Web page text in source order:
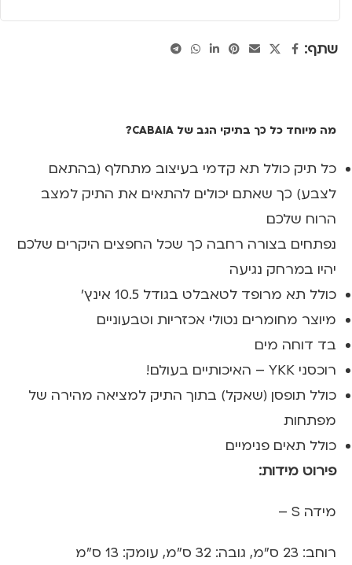
שתף:
מה מיוחד כל כך בתיקי הגב של CABAIA?
כל תיק כולל תא קדמי בעיצוב מתחלף (בהתאם
לצבע) כך שאתם יכולים להתאים את התיק למצב
הרוח שלכם
נפתחים בצורה רחבה כך שכל החפצים היקרים שלכם
יהיו במרחק נגיעה
כולל תא מרופד לטאבלט בגודל 10.5 אינץ'
מיוצר מחומרים נטולי אכזריות וטבעוניים
בד דוחה מים
רוכסני YKK – האיכותיים בעולם!
כולל תופסן (שאקל) בתוך התיק למציאה מהירה של
מפתחות
כולל תאים פנימיים
פירוט מידות:
מידה S –
רוחב: 23 ס"מ, גובה: 32 ס"מ, עומק: 13 ס"מ